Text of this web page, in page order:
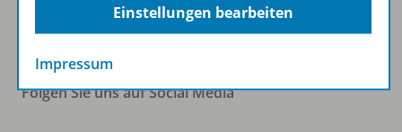
Zum Newsletter anmelden
Folgen Sie uns auf Social Media
Einstellungen bearbeiten
Impressum